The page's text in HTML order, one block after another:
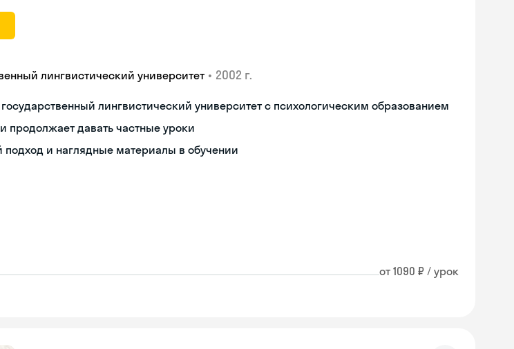
лингвистический университет • 2002 г.
лингвистический университет с психологическим образованием
продолжает давать частные уроки
подход и наглядные материалы в обучении
от 1090 ₽ / урок